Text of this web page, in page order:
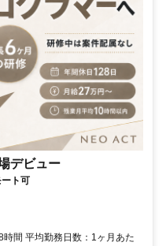
デビュー
ト可
間 平均勤務日数：1ヶ月あた